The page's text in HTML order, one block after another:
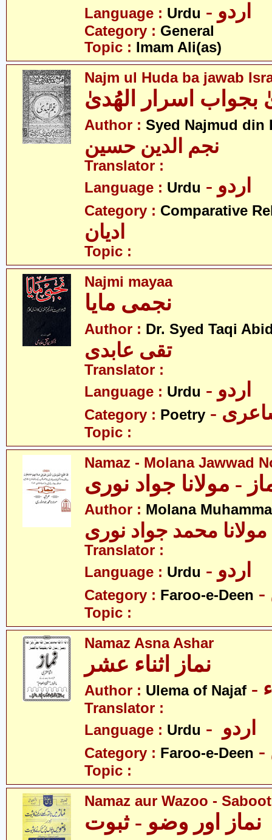
Language : Urdu - اردو
Category : General
Topic : Imam Ali(as)
Najm ul Huda ba jawab
بجواب اسرار الھُدیٰ
Author : Syed Najmud din
نجم الدین حسین
Translator :
Language : Urdu - اردو
Category : Comparative
ادیان
Topic :
Najmi mayaa
نجمی مایا
Author : Dr. Syed Taqi
تقی عابدی
Translator :
Language : Urdu - اردو
Category : Poetry
Topic :
Namaz - Molana Jawwad
- مولانا جواد نوری
Author : Molana
مولانا محمد جواد نوری
Translator :
Language : Urdu - اردو
Category : Faroo-e-Deen
Topic :
Namaz Asna Ashar
نماز اثناء عشر
Author : Ulema of Najaf
Translator :
Language : Urdu
Category : Faroo-e-Deen
Topic :
Namaz aur Wazoo - Saboot
نماز اور وضو - ثبوت